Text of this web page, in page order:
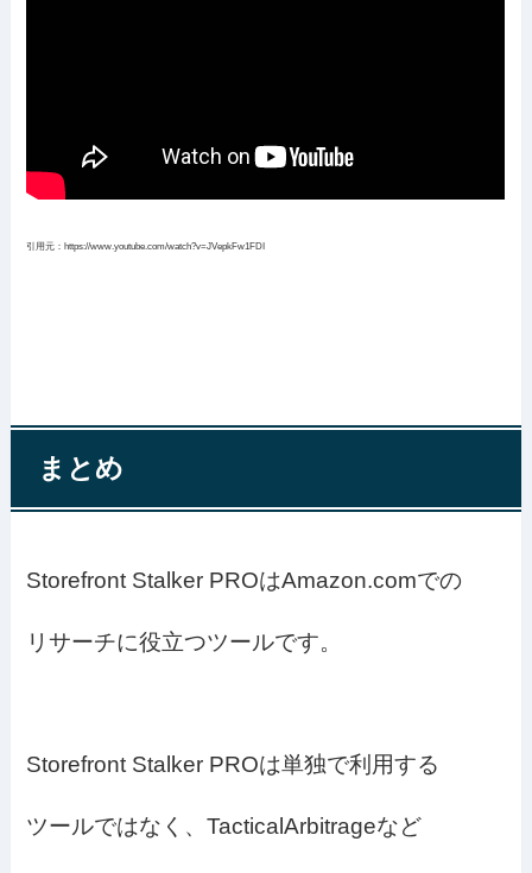
引用元：https://www.youtube.com/watch?v=JVepkFw1FDI
まとめ
Storefront Stalker PROはAmazon.comでの
リサーチに役立つツールです。
Storefront Stalker PROは単独で利用する
ツールではなく、TacticalArbitrageなど